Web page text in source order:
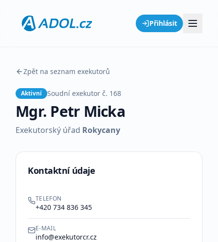
Přihlásit
Zpět na seznam exekutorů
Aktivní Soudní exekutor č. 168
Mgr. Petr Micka
Exekutorský úřad Rokycany
Kontaktní údaje
TELEFON
+420 734 836 345
E-MAIL
info@exekutorcr.cz